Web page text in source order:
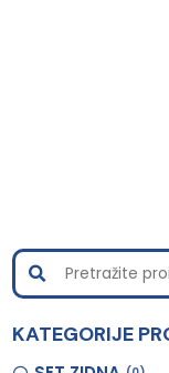
KATEGORIJE